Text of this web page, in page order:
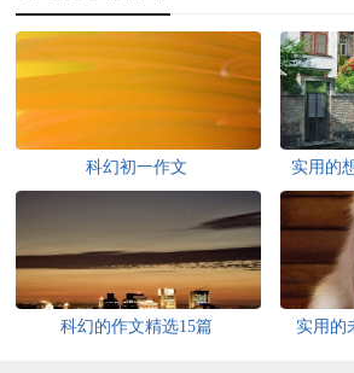
科幻初一作文 实用的
科幻的作文精选15篇 实用的